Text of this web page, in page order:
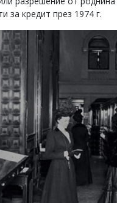
за кредит през 1974 г.